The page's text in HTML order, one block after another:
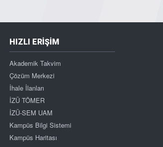
HIZLI ERİŞİM
Akademik Takvim
Çözüm Merkezi
İhale İlanları
İZÜ TÖMER
İZÜ-SEM UAM
Kampüs Bilgi Sistemi
Kampüs Haritası